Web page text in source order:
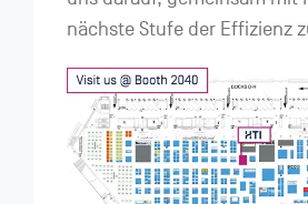
nächste Stufe der Effizienz